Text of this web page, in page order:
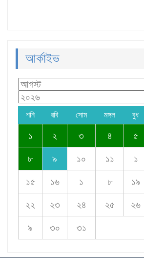
আর্কাইভ
শনি রবি সোম মঙ্গল বুধ
১ ২ ৩ ৪ ৫
৮ ৯ ১০ ১১ ১
১৫ ১৬ ১ ৮ ১৯
২২ ২৩ ২৪ ২৫ ২৬
৯ ৩০ ৩১